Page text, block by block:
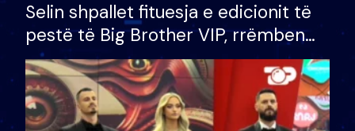
Selin shpallet fituesja e edicionit të
pestë të Big Brother VIP, rrëmben
çmimin e madh prej 100 mijë eurosh